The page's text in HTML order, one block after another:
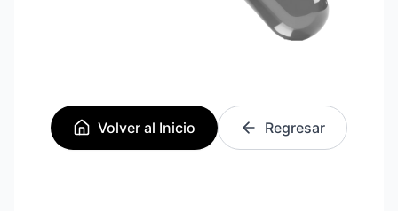
Volver al Inicio Regresar